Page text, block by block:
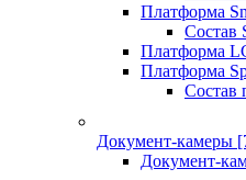
Платформа
Состав
Платформа
Платформа
Состав
Документ-камеры
Документ-